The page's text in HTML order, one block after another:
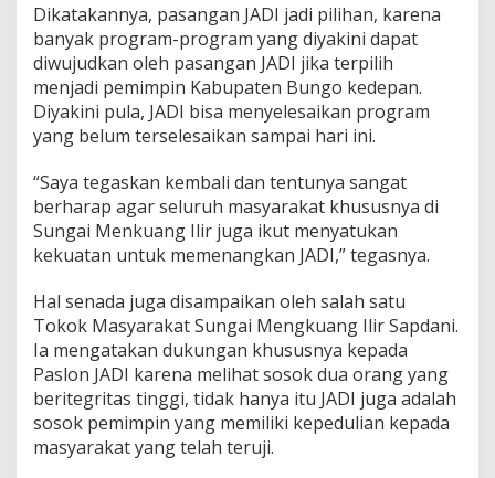
Dikatakannya, pasangan JADI jadi pilihan, karena
banyak program-program yang diyakini dapat
diwujudkan oleh pasangan JADI jika terpilih
menjadi pemimpin Kabupaten Bungo kedepan.
Diyakini pula, JADI bisa menyelesaikan program
yang belum terselesaikan sampai hari ini.
“Saya tegaskan kembali dan tentunya sangat
berharap agar seluruh masyarakat khususnya di
Sungai Menkuang Ilir juga ikut menyatukan
kekuatan untuk memenangkan JADI,” tegasnya.
Hal senada juga disampaikan oleh salah satu
Tokok Masyarakat Sungai Mengkuang Ilir Sapdani.
Ia mengatakan dukungan khususnya kepada
Paslon JADI karena melihat sosok dua orang yang
beritegritas tinggi, tidak hanya itu JADI juga adalah
sosok pemimpin yang memiliki kepedulian kepada
masyarakat yang telah teruji.